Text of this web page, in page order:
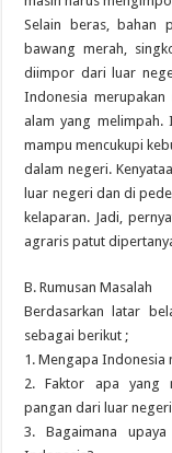
Selain beras, bahan
bawang merah,
diimpor dari luar
Indonesia
alam yang melimpah.
mampu mencukupi
dalam negeri.
luar negeri dan di
kelaparan. Jadi,
agraris patut
B. Rumusan Masalah
Berdasarkan latar
sebagai berikut ;
1. Mengapa Indonesia
2. Faktor apa yang
pangan dari luar
3. Bagaimana